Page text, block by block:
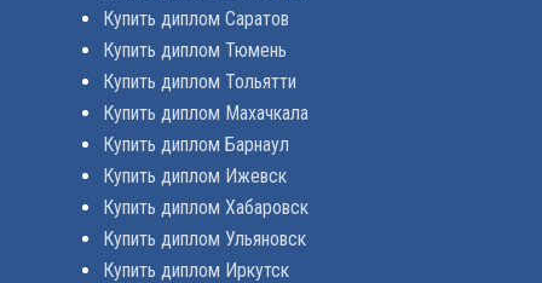
Купить диплом Саратов
Купить диплом Тюмень
Купить диплом Тольятти
Купить диплом Махачкала
Купить диплом Барнаул
Купить диплом Ижевск
Купить диплом Хабаровск
Купить диплом Ульяновск
Купить диплом Иркутск